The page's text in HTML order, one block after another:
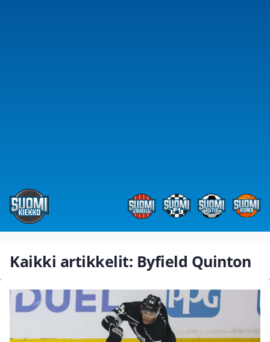
Kaikki artikkelit: Byfield Quinton